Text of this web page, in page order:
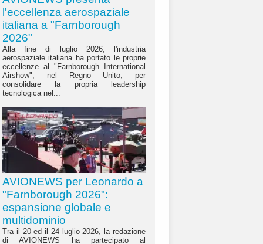
l'eccellenza aerospaziale
italiana a "Farnborough
2026"
Alla fine di luglio 2026, l'industria
aerospaziale italiana ha portato le proprie
eccellenze al "Farnborough International
Airshow", nel Regno Unito, per
consolidare la propria leadership
tecnologica nel...
AVIONEWS per Leonardo a
"Farnborough 2026":
espansione globale e
multidominio
Tra il 20 ed il 24 luglio 2026, la redazione
di AVIONEWS ha partecipato al